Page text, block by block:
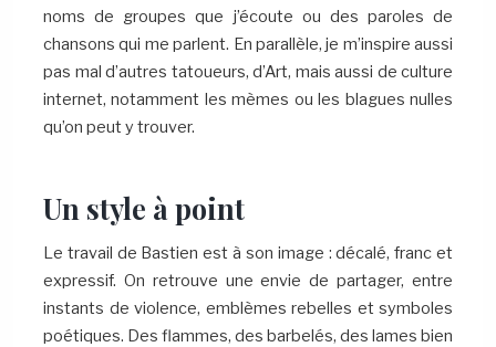
noms de groupes que j’écoute ou des paroles de
chansons qui me parlent. En parallèle, je m’inspire aussi
pas mal d’autres tatoueurs, d’Art, mais aussi de culture
internet, notamment les mèmes ou les blagues nulles
qu’on peut y trouver.
Un style à point
Le travail de Bastien est à son image : décalé, franc et
expressif. On retrouve une envie de partager, entre
instants de violence, emblèmes rebelles et symboles
poétiques. Des flammes, des barbelés, des lames bien